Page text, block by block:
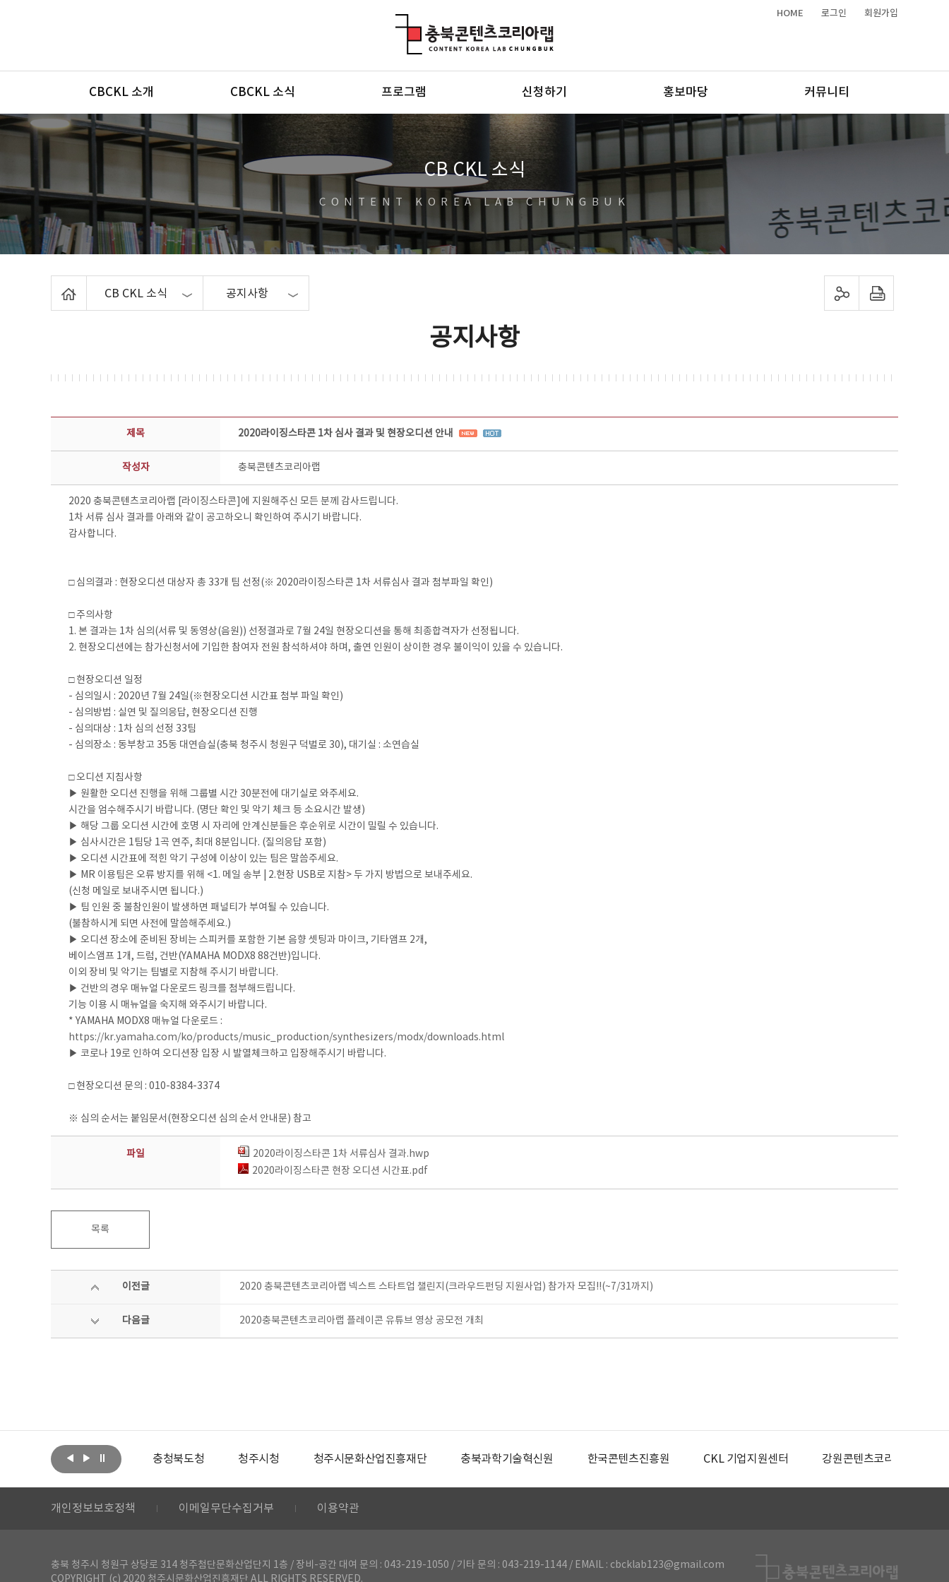
HOME 로그인 회원가입
메뉴
CBCKL 소개 CBCKL 소식 프로그램 신청하기 홍보마당 커뮤니티
CB CKL 소식
CONTENT KOREA LAB CHUNGBUK
CB CKL 소식 공지사항 sns 공유하기 프린트하기
공지사항
공지사항 상세보기 - 제목, 담당부서, 담당자, 담당연락처, 내용, 첨부파일 정보 제공
제목 2020라이징스타콘 1차 심사 결과 및 현장오디션 안내
작성자 충북콘텐츠코리아랩
2020 충북콘텐츠코리아랩 [라이징스타콘]에 지원해주신 모든 분께 감사드립니다.
1차 서류 심사 결과를 아래와 같이 공고하오니 확인하여 주시기 바랍니다.
감사합니다.
□ 심의결과 : 현장오디션 대상자 총 33개 팀 선정(※ 2020라이징스타콘 1차 서류심사 결과 첨부파일 확인)
□ 주의사항
1. 본 결과는 1차 심의(서류 및 동영상(음원)) 선정결과로 7월 24일 현장오디션을 통해 최종합격자가 선정됩니다.
2. 현장오디션에는 참가신청서에 기입한 참여자 전원 참석하셔야 하며, 출연 인원이 상이한 경우 불이익이 있을 수 있습니다.
□ 현장오디션 일정
- 심의일시 : 2020년 7월 24일(※현장오디션 시간표 첨부 파일 확인)
- 심의방법 : 실연 및 질의응답, 현장오디션 진행
- 심의대상 : 1차 심의 선정 33팀
- 심의장소 : 동부창고 35동 대연습실(충북 청주시 청원구 덕벌로 30), 대기실 : 소연습실
□ 오디션 지침사항
▶ 원활한 오디션 진행을 위해 그룹별 시간 30분전에 대기실로 와주세요.
시간을 엄수해주시기 바랍니다. (명단 확인 및 악기 체크 등 소요시간 발생)
▶ 해당 그룹 오디션 시간에 호명 시 자리에 안계신분들은 후순위로 시간이 밀릴 수 있습니다.
▶ 심사시간은 1팀당 1곡 연주, 최대 8분입니다. (질의응답 포함)
▶ 오디션 시간표에 적힌 악기 구성에 이상이 있는 팀은 말씀주세요.
▶ MR 이용팀은 오류 방지를 위해 <1. 메일 송부 | 2.현장 USB로 지참> 두 가지 방법으로 보내주세요.
(신청 메일로 보내주시면 됩니다.)
▶ 팀 인원 중 불참인원이 발생하면 패널티가 부여될 수 있습니다.
(불참하시게 되면 사전에 말씀해주세요.)
▶ 오디션 장소에 준비된 장비는 스피커를 포함한 기본 음향 셋팅과 마이크, 기타앰프 2개,
베이스앰프 1개, 드럼, 건반(YAMAHA MODX8 88건반)입니다.
이외 장비 및 악기는 팀별로 지참해 주시기 바랍니다.
▶ 건반의 경우 매뉴얼 다운로드 링크를 첨부해드립니다.
기능 이용 시 매뉴얼을 숙지해 와주시기 바랍니다.
* YAMAHA MODX8 매뉴얼 다운로드 :
https://kr.yamaha.com/ko/products/music_production/synthesizers/modx/downloads.html
▶ 코로나 19로 인하여 오디션장 입장 시 발열체크하고 입장해주시기 바랍니다.
□ 현장오디션 문의 : 010-8384-3374
※ 심의 순서는 붙임문서(현장오디션 심의 순서 안내문) 참고
파일
2020라이징스타콘 1차 서류심사 결과.hwp
2020라이징스타콘 현장 오디션 시간표.pdf
목록
이전글 2020 충북콘텐츠코리아랩 넥스트 스타트업 챌린지(크라우드펀딩 지원사업) 참가자 모집!!(~7/31까지)
다음글 2020충북콘텐츠코리아랩 플레이콘 유튜브 영상 공모전 개최
문화체육관광부 충청북도청 청주시청 청주시문화산업진흥재단 충북과학기술혁신원 한국콘텐츠진흥원 CKL 기업지원센터 강원콘텐츠코리아랩
개인정보보호정책 이메일무단수집거부 이용약관
충북 청주시 청원구 상당로 314 청주첨단문화산업단지 1층 / 장비-공간 대여 문의 : 043-219-1050 / 기타 문의 : 043-219-1144 / EMAIL : cbcklab123@gmail.com
COPYRIGHT (c) 2020 청주시문화산업진흥재단 ALL RIGHTS RESERVED.